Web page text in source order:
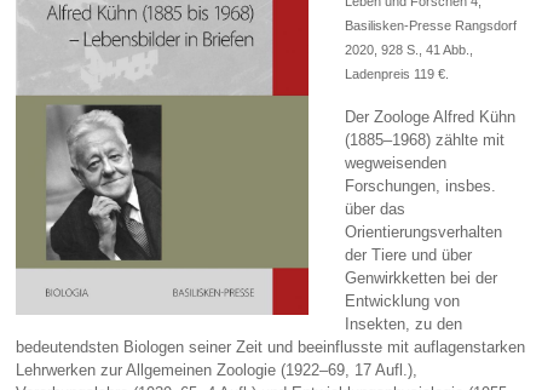
Basilisken-Presse Rangsdorf
2020, 928 S., 41 Abb.,
Ladenpreis 119 €.
Der Zoologe Alfred Kühn
(1885–1968) zählte mit
wegweisenden
Forschungen, insbes.
über das
Orientierungsverhalten
der Tiere und über
Genwirkketten bei der
Entwicklung von
Insekten, zu den
bedeutendsten Biologen seiner Zeit und beeinflusste mit auflagenstarken
Lehrwerken zur Allgemeinen Zoologie (1922–69, 17 Aufl.),